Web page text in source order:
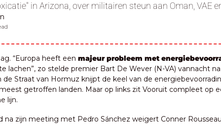
in Arizona, over militairen steun aan Oman, VAE
“Europa heeft een majeur probleem met
lachen”, zo stelde premier Bart De Wever (N-VA) vannacht
de Straat van Hormuz knijpt de keel van de
getroffen landen. Maar op links zit Vooruit compleet op
lijn.
na zijn meeting met Pedro Sánchez weigert Conner